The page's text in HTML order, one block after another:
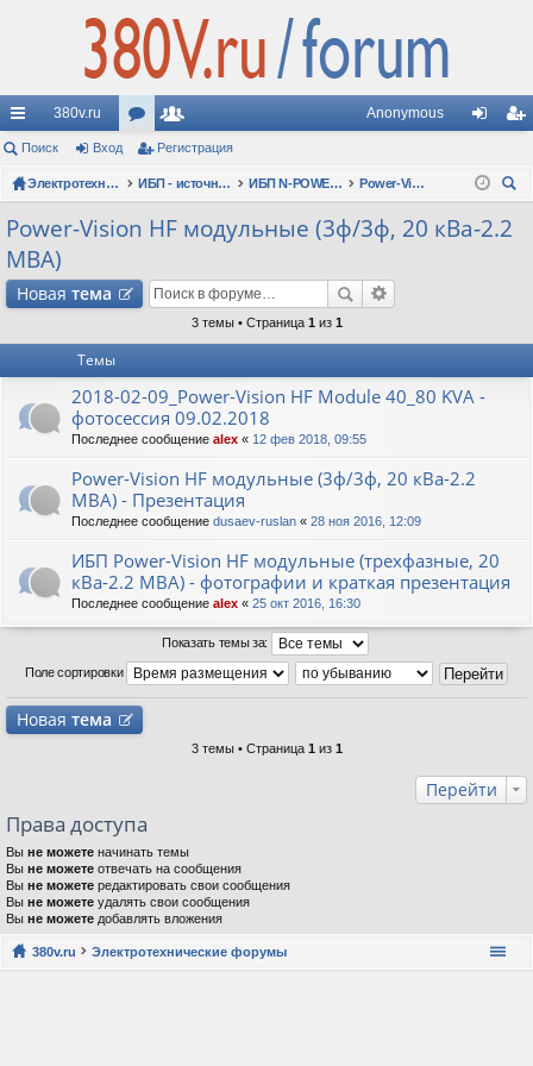
с
ы
лк
и
380v.ru
ор
ум
ол
ьз
ов
ел
Anonymous
д ис
тр
Поиск Вход Регистрация
Электротехнические форумы ИБП - источники бесперебойного питания ИБП N-POWER: новые модели (презентации, фотосессии, обзоры)
Power-Vision HF модульные (3ф/3ф, 20 кВа-2.2 МВА)
ск
Power-Vision HF модульные (3ф/3ф, 20 кВа-2.2
МВА)
Новая тема
3 темы • Страница 1 из 1
Темы
2018-02-09_Power-Vision HF Module 40_80 KVA -
фотосессия 09.02.2018
Последнее сообщение alex « 12 фев 2018, 09:55
Power-Vision HF модульные (3ф/3ф, 20 кВа-2.2
МВА) - Презентация
Последнее сообщение dusaev-ruslan « 28 ноя 2016, 12:09
ИБП Power-Vision HF модульные (трехфазные, 20
кВа-2.2 МВА) - фотографии и краткая презентация
Последнее сообщение alex « 25 окт 2016, 16:30
Показать темы за:
Поле сортировки
Новая тема
3 темы • Страница 1 из 1
Перейти
Права доступа
Вы не можете начинать темы
Вы не можете отвечать на сообщения
Вы не можете редактировать свои сообщения
Вы не можете удалять свои сообщения
Вы не можете добавлять вложения
380v.ru Электротехнические форумы